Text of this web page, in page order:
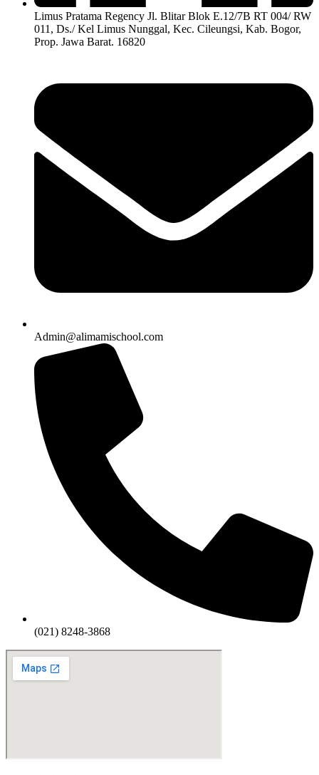
Limus Pratama Regency Jl. Blitar Blok E.12/7B RT 004/ RW
011, Ds./ Kel Limus Nunggal, Kec. Cileungsi, Kab. Bogor,
Prop. Jawa Barat. 16820
Admin@alimamischool.com
(021) 8248-3868